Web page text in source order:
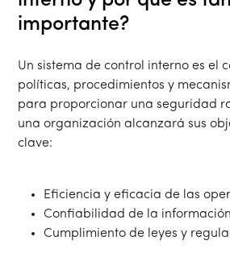
importante?
Un sistema de control interno es el
políticas, procedimientos y
para proporcionar una seguridad
una organización alcanzará sus
clave:
Eficiencia y eficacia de las
Confiabilidad de la
Cumplimiento de leyes y